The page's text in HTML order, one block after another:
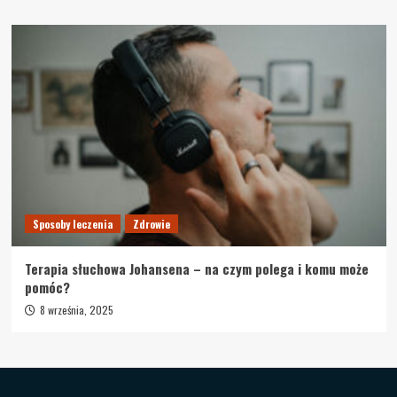
Sposoby leczenia Zdrowie
Terapia słuchowa Johansena – na czym polega i komu może
pomóc?
8 września, 2025